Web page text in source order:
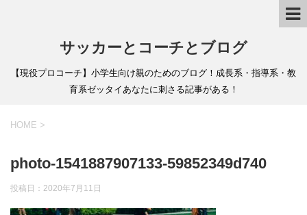
サッカーとコーチとブログ
【現役プロコーチ】小学生向け親のためのブログ！成長系・指導系・教
育系ゼッタイあなたに刺さる記事がある！
HOME >
photo-1541887907133-59852349d740
投稿日： 2020年7月11日